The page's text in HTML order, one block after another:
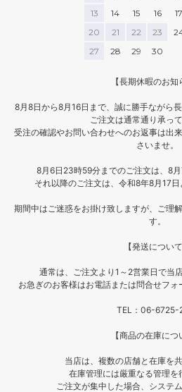
13
14 15 16 17
20
21 22 23
27
28 29 30
【長期休暇のお知
8月8日から8月16日まで、誠に勝手ながら
ご注文は通常通り承っ
受注の確認やお問い合わせへのお返事は出
さいませ。
8月6日23時59分までのご注文は、8月
それ以降のご注文は、令和8年8月17日
期間中はご迷惑をお掛け致しますが、ご理
す。
【発送について
通常は、ご注文より1～2営業日で当
お急ぎのお客様はお電話または問合せフォ
TEL：06-6725-
【商品の在庫につ
当店は、複数の店舗と在庫を
在庫管理には厳重なる管理を
ご注文が集中した場合、システ